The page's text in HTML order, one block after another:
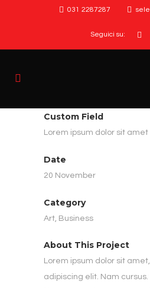
031 2287287
Seguici su:
Custom Field
Lorem ipsum dolor sit amet
Date
20 November
Category
Art, Business
About This Project
Lorem ipsum dolor sit
adipiscing elit. Nam cursus.